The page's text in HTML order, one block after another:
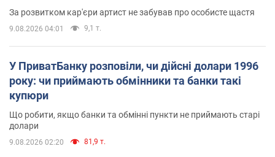
За розвитком кар'єри артист не забував про особисте щастя
9.08.2026 04:01 9,1 т.
У ПриватБанку розповіли, чи дійсні долари 1996
року: чи приймають обмінники та банки такі
купюри
Що робити, якщо банки та обмінні пункти не приймають старі
долари
9.08.2026 02:20 81,9 т.